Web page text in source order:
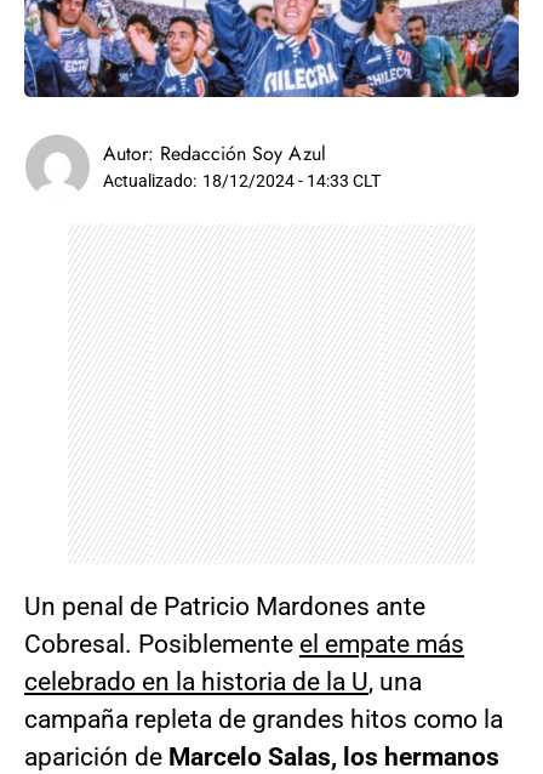
Autor: Redacción Soy Azul
Actualizado: 18/12/2024 - 14:33 CLT
Un penal de Patricio Mardones ante
Cobresal. Posiblemente el empate más
celebrado en la historia de la U, una
campaña repleta de grandes hitos como la
aparición de Marcelo Salas, los hermanos